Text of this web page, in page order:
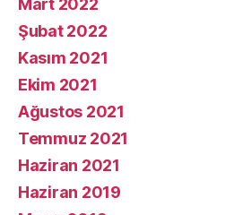
Mart 2022
Şubat 2022
Kasım 2021
Ekim 2021
Ağustos 2021
Temmuz 2021
Haziran 2021
Haziran 2019